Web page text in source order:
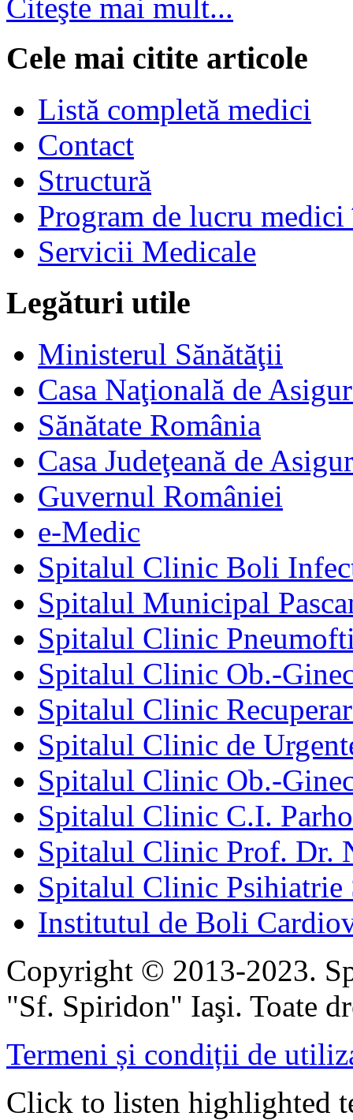
Citeşte mai mult...
Cele mai citite articole
Listă completă medici
Contact
Structură
Program de lucru
Servicii Medicale
Legături utile
Ministerul Sănătăţii
Casa Naţională de
Sănătate România
Casa Judeţeană de
Guvernul României
e-Medic
Spitalul Clinic Boli
Spitalul Municipal
Spitalul Clinic
Spitalul Clinic Ob.-
Spitalul Clinic
Spitalul Clinic de
Spitalul Clinic Ob.-
Spitalul Clinic C.I.
Spitalul Clinic Prof. Dr.
Spitalul Clinic Psihiatrie
Institutul de Boli
Copyright © 2013-2023.
"Sf. Spiridon" Iaşi. Toate
Termeni și condiții de
Click to listen highlighted